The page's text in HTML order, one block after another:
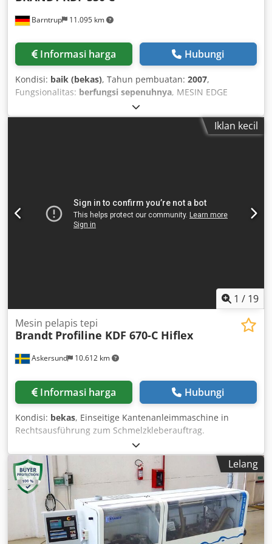
Barntrup 11.095 km
Informasi harga Hubungi
Kondisi: baik (bekas), Tahun pembuatan: 2007,
Fungsionalitas: berfungsi sepenuhnya, MESIN EDGE
BANDING DENGAN JOINTING DAN COPY ROUTER;
INFORMASI CAIRAN PEMISAH, Data Teknis: Ketebalan
benda kerja: 8 - 50 mm Ketebalan tepi: * Potongan tetap:
di pintu masuk mesin Informasi cairan pemisah Crjdpoy
Dcipsfx Af Ujf Unit jointer milling 2 x 2,2 kW 1 x putaran
searah dan 1 x putaran berlawanan
Iklan kecil
1 / 19
Askersund 10.612 km
Mesin pelapis tepi
Brandt Profiline KDF 670-C Hiflex
Informasi harga Hubungi
Kondisi: bekas, Einseitige Kantenanleimmaschine in
Rechtsausführung zum Schmelzkleberauftrag.
Schnellwechsel-Leimauftragseinheit für Schmelzkleber.
Verarbeitung von PUR-Klebergranulat gemäß
Klebstoffvorgaben möglich. Leckagesicherer Leimbehälter
unter dem Leimwalzenaggregat. Präziser Leimauftrag auf
das Werkstück durch die Leimwalze – keine Anpassung der
Werkstückdicke erforderlich. Leimwalze mit wählbarer
Drehrichtung für Gegen- oder Gleichlauf.
Leimtemperaturüberwachung über elektronisches
Lelang